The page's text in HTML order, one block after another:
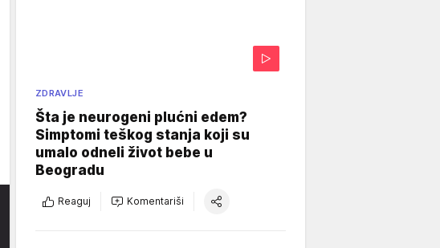
ZDRAVLJE
Šta je neurogeni plućni edem?
Simptomi teškog stanja koji su
umalo odneli život bebe u
Beogradu
Reaguj Komentariši